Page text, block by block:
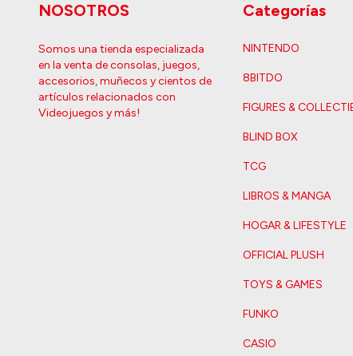
NOSOTROS
Somos una tienda especializada
en la venta de consolas, juegos,
accesorios, muñecos y cientos de
artículos relacionados con
Videojuegos y más!
Categorías
NINTENDO
8BITDO
FIGURES &
BLIND BOX
TCG
LIBROS & MANGA
HOGAR & LIFESTYLE
OFFICIAL PLUSH
TOYS & GAMES
FUNKO
CASIO